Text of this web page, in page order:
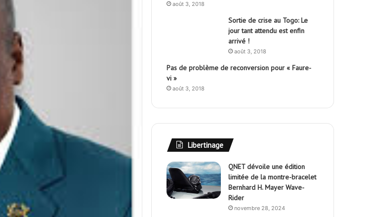
août 3, 2018
Sortie de crise au Togo: Le
jour tant attendu est enfin
arrivé !
août 3, 2018
Pas de problème de reconversion pour « Faure-
vi »
août 3, 2018
Libertinage
QNET dévoile une édition
limitée de la montre-bracelet
Bernhard H. Mayer Wave-
Rider
novembre 28, 2024